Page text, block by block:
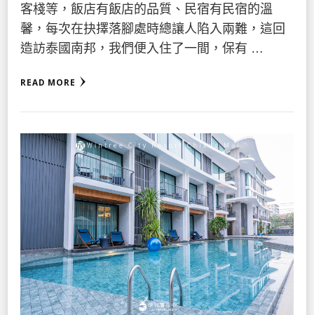
客棧等，飯店有飯店的品質、民宿有民宿的溫
馨，每次在抉擇落腳處時總讓人陷入兩難，這回
造訪泰國南邦，我們便入住了一間，保有 …
READ MORE